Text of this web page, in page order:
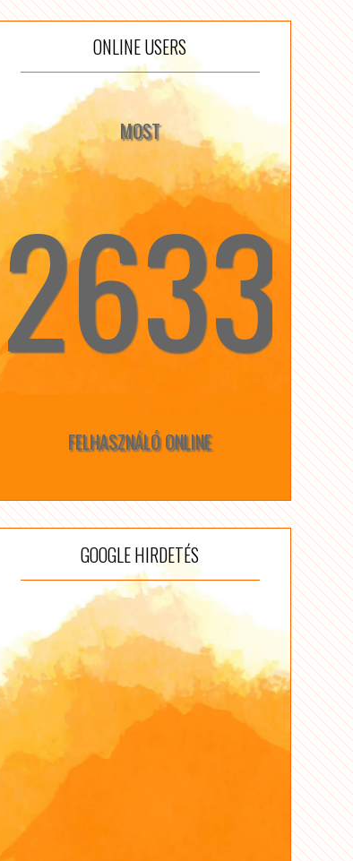
ONLINE USERS
MOST
2633 ☆
FELHASZNÁLÓ ONLINE
GOOGLE HIRDETÉS